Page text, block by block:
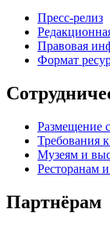
Пресс-релиз
Правовая
Формат
Размещение
Требования
Музеям и
Ресторанам
Партнёрам